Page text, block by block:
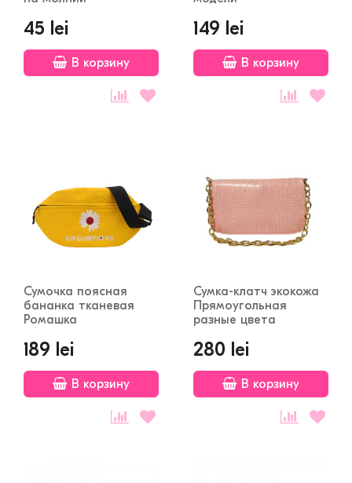
45 lei
В корзину
149 lei
В корзину
Сумочка поясная
бананка тканевая
Ромашка
189 lei
В корзину
Сумка-клатч экокожа
Прямоугольная
разные цвета
280 lei
В корзину